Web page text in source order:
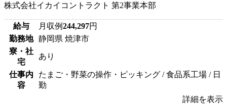
株式会社イカイコントラクト 第2事業本部
給与 月収例244,297円
勤務地
静岡県 焼津市
寮・社
宅
あり
仕事内
容
たまご・野菜の操作・ピッキング / 食品系工場 / 日
勤
詳細を表示